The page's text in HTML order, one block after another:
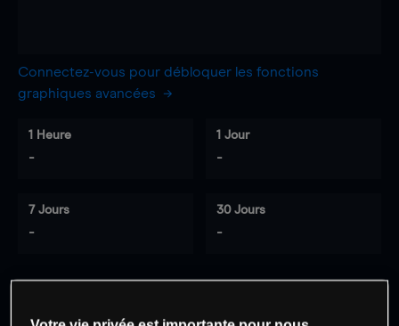
Connectez-vous pour débloquer les fonctions
graphiques avancées
1 Heure
-
1 Jour
-
7 Jours
-
30 Jours
-